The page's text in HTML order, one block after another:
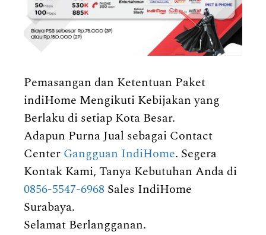
Pemasangan dan Ketentuan Paket
indiHome Mengikuti Kebijakan yang
Berlaku di setiap Kota Besar.
Adapun Purna Jual sebagai Contact
Center Gangguan IndiHome. Segera
Kontak Kami, Tanya Kebutuhan Anda di
0856-5547-6968 Sales IndiHome
Surabaya.
Selamat Berlangganan.